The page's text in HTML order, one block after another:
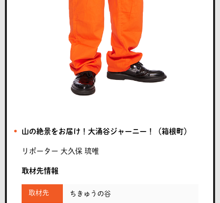
山の絶景をお届け！大涌谷ジャーニー！（箱根町）
リポーター 大久保 琉唯
取材先情報
取材先 ちきゅうの谷